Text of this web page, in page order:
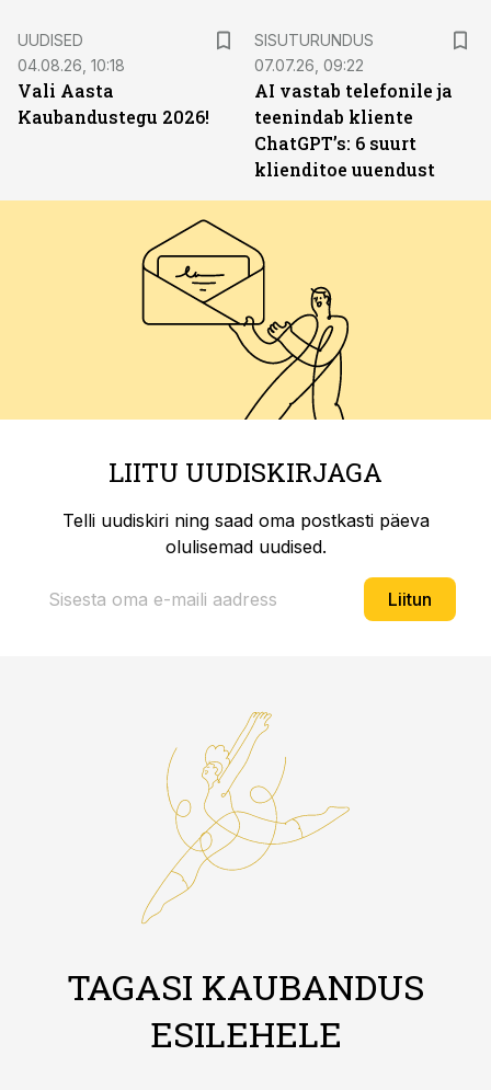
UUDISED
04.08.26, 10:18
Vali Aasta
Kaubandustegu 2026!
SISUTURUNDUS
07.07.26, 09:22
AI vastab telefonile ja
teenindab kliente
ChatGPT’s: 6 suurt
klienditoe uuendust
LIITU UUDISKIRJAGA
Telli uudiskiri ning saad oma postkasti päeva
olulisemad uudised.
Liitun
TAGASI KAUBANDUS
ESILEHELE